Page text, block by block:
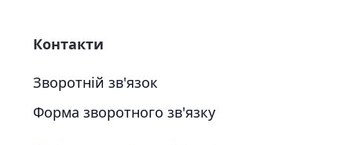
Контакти
Зворотній зв'язок
Форма зворотного зв'язку